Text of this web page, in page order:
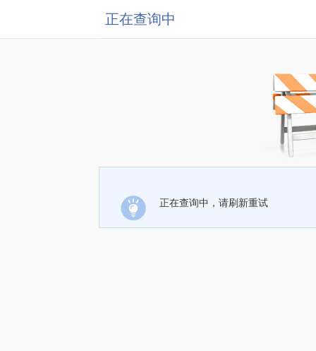
正在查询中
正在查询中，请刷新重试